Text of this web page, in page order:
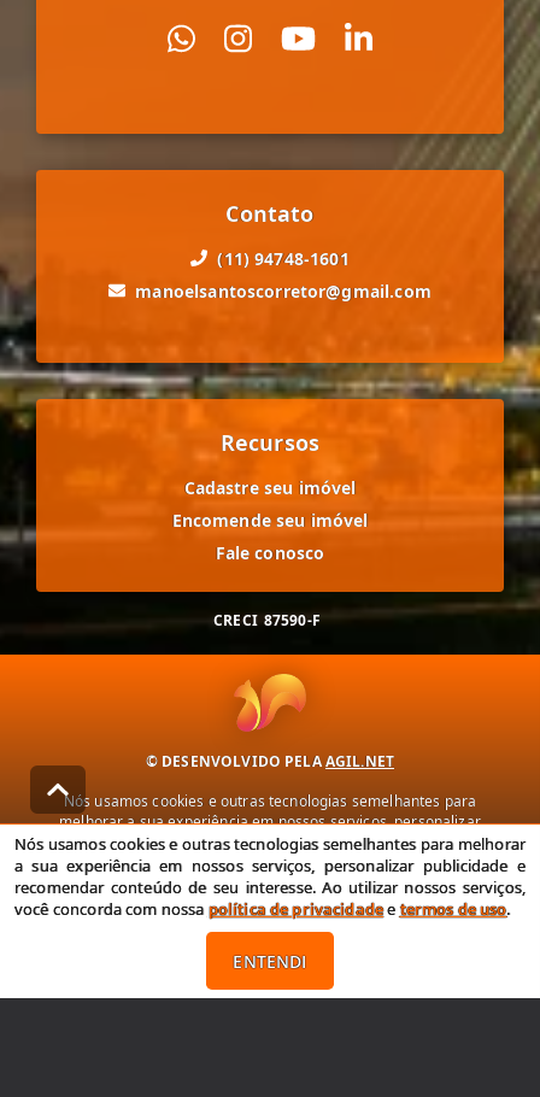
Contato
(11) 94748-1601
manoelsantoscorretor@gmail.com
Recursos
Cadastre seu imóvel
Encomende seu imóvel
Fale conosco
CRECI 87590-F
© DESENVOLVIDO PELAAGIL.NET
Nós usamos cookies e outras tecnologias semelhantes para
melhorar a sua experiência em nossos serviços, personalizar
publicidade e recomendar conteúdo de seu interesse. Ao utilizar
nossos serviços, você concorda com nossa política de privacidade e
termos de uso.
Política de Privacidade Termos de uso
Nós usamos cookies e outras tecnologias semelhantes para melhorar
a sua experiência em nossos serviços, personalizar publicidade e
recomendar conteúdo de seu interesse. Ao utilizar nossos serviços,
você concorda com nossa política de privacidadeetermos de uso.
ENTENDI